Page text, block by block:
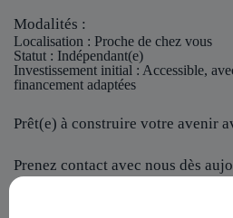
Modalités :
Localisation : Proche de chez vous
Statut : Indépendant(e)
Investissement initial : Accessible,
financement adaptées
Prêt(e) à construire votre avenir
Prenez contact avec nous dès
votre projet et rejoindre notre